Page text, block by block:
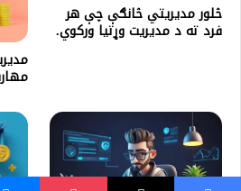
څلور مدیریتي څانګې چې هر
فرد ته د مدیریت وړتیا ورکوي.